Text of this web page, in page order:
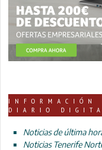
INFORMACIÓN
DIARIO
Noticias de última
Noticias Tenerife